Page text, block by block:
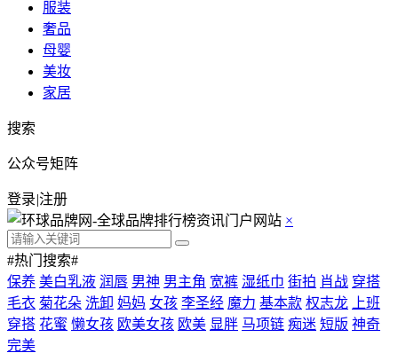
服装
奢品
母婴
美妆
家居
搜索
公众号矩阵
登录|注册
×
#热门搜索#
保养 美白乳液 润唇 男神 男主角 宽裤 湿纸巾 街拍 肖战 穿搭
毛衣 菊花朵 洗卸 妈妈 女孩 李圣经 魔力 基本款 权志龙
上班
穿搭 花蜜 懒女孩 欧美女孩 欧美 显胖 马项链 痴迷 短版 神奇
完美